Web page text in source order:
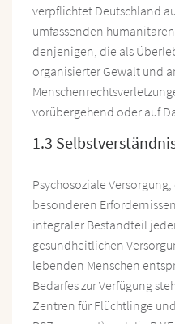
verpflichtet Deutschland
umfassenden
denjenigen, die als
organisierter Gewalt und
vorübergehend oder auf
1.3
Psychosoziale
besonderen
integraler Bestandteil
gesundheitlichen
lebenden Menschen
Bedarfes zur Verfügung
Zentren für Flüchtlinge